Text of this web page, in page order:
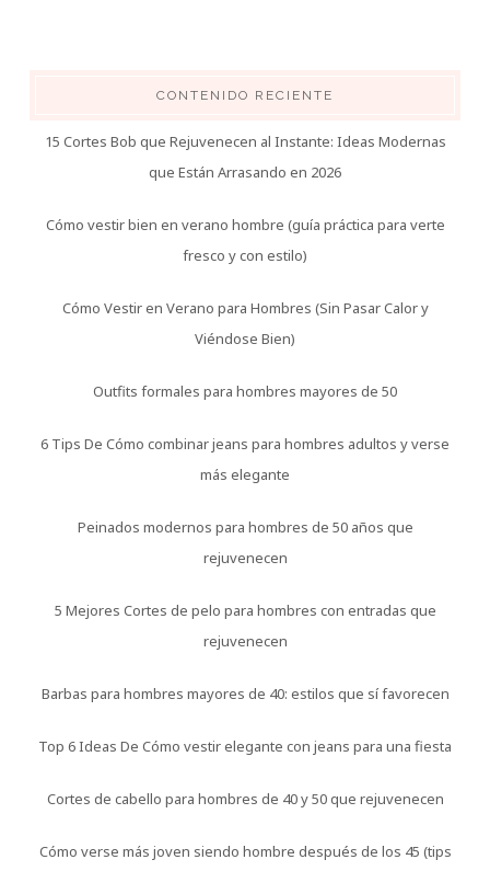
CONTENIDO RECIENTE
15 Cortes Bob que Rejuvenecen al Instante: Ideas Modernas
que Están Arrasando en 2026
Cómo vestir bien en verano hombre (guía práctica para verte
fresco y con estilo)
Cómo Vestir en Verano para Hombres (Sin Pasar Calor y
Viéndose Bien)
Outfits formales para hombres mayores de 50
6 Tips De Cómo combinar jeans para hombres adultos y verse
más elegante
Peinados modernos para hombres de 50 años que
rejuvenecen
5 Mejores Cortes de pelo para hombres con entradas que
rejuvenecen
Barbas para hombres mayores de 40: estilos que sí favorecen
Top 6 Ideas De Cómo vestir elegante con jeans para una fiesta
Cortes de cabello para hombres de 40 y 50 que rejuvenecen
Cómo verse más joven siendo hombre después de los 45 (tips